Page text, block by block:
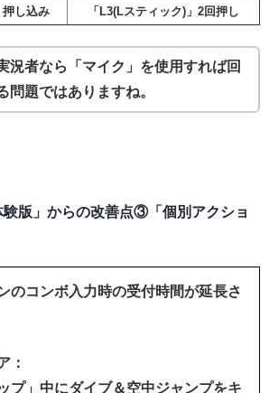
押し込み
「L3(Lスティック)」2回押し
況者なら「マイク」を使用すれば回
問題ではありますね。
験版」からの改善点③「個別アクショ
のコンボ入力時の受付時間が延長さ
：
プ」中にダイブ＆空中ジャンプをキ